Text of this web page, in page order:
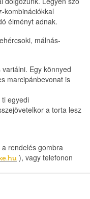
kombinációkkal
élményt adnak.
málnás-
Egy könnyed
marcipánbevonat is
egyedi
a torta lesz
rendelés gombra
), vagy telefonon